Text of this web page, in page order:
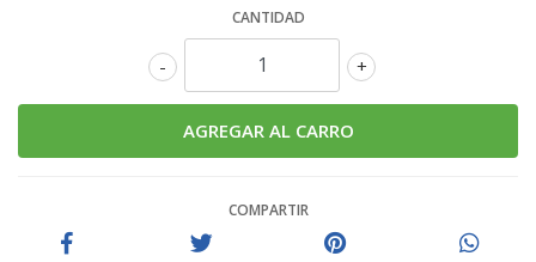
CANTIDAD
+
-
COMPARTIR